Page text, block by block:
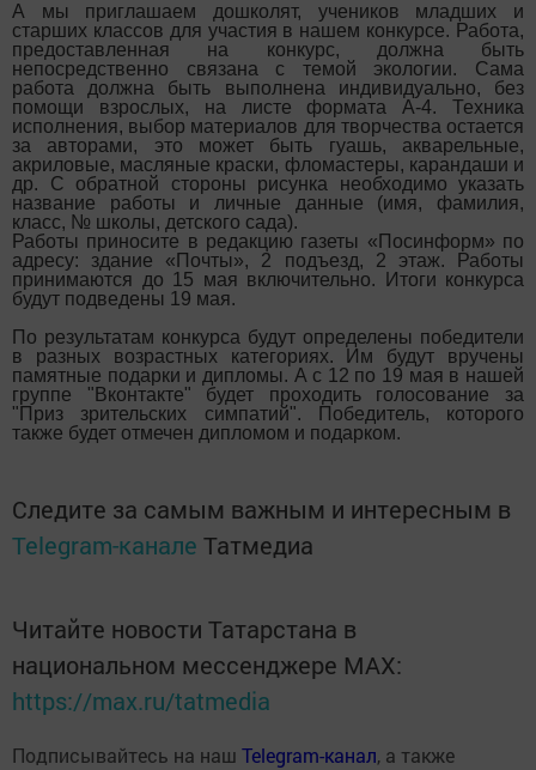
А мы приглашаем дошколят, учеников младших и
старших классов для участия в нашем конкурсе. Работа,
предоставленная на конкурс, должна быть
непосредственно связана с темой экологии. Сама
работа должна быть выполнена индивидуально, без
помощи взрослых, на листе формата А-4. Техника
исполнения, выбор материалов для творчества остается
за авторами, это может быть гуашь, акварельные,
акриловые, масляные краски, фломастеры, карандаши и
др. С обратной стороны рисунка необходимо указать
название работы и личные данные (имя, фамилия,
класс, № школы, детского сада).
Работы приносите в редакцию газеты «Посинформ» по
адресу: здание «Почты», 2 подъезд, 2 этаж. Работы
принимаются до 15 мая включительно. Итоги конкурса
будут подведены 19 мая.
По результатам конкурса будут определены победители
в разных возраcтных категориях. Им будут вручены
памятные подарки и дипломы. А с 12 по 19 мая в нашей
группе "Вконтакте" будет проходить голосование за
"Приз зрительских симпатий". Победитель, которого
также будет отмечен дипломом и подарком.
Следите за самым важным и интересным в
Telegram-канале Татмедиа
Читайте новости Татарстана в
национальном мессенджере MАХ:
https://max.ru/tatmedia
Подписывайтесь на наш Telegram-канал, а также